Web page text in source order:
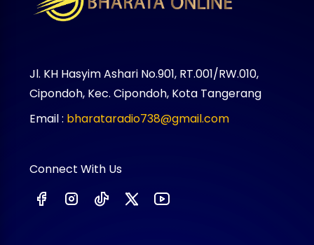
Jl. KH Hasyim Ashari No.901, RT.001/RW.010,
Cipondoh, Kec. Cipondoh, Kota Tangerang
Email : bharataradio738@gmail.com
Connect With Us